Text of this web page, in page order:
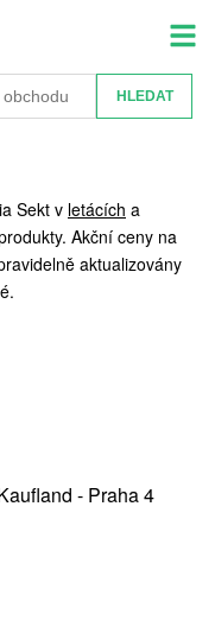
Sekt v letácích a
Akční ceny na
aktualizovány